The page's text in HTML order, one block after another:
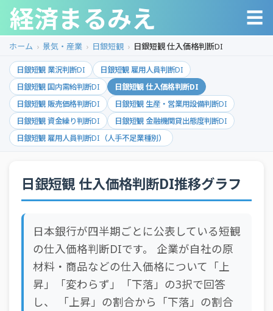
経済まるみえ ☰
ホーム 景気・産業 日銀短観 日銀短観 仕入価格判断DI
日銀短観 業況判断DI
日銀短観 雇用人員判断DI
日銀短観 国内需給判断DI
日銀短観 仕入価格判断DI
日銀短観 販売価格判断DI
日銀短観 生産・営業用設備判断DI
日銀短観 資金繰り判断DI
日銀短観 金融機関貸出態度判断DI
日銀短観 雇用人員判断DI（人手不足業種別）
日銀短観 仕入価格判断DI推移グラフ
日本銀行が四半期ごとに公表している短観
の仕入価格判断DIです。 企業が自社の原
材料・商品などの仕入価格について「上
昇」「変わらず」「下落」の3択で回答
し、 「上昇」の割合から「下落」の割合